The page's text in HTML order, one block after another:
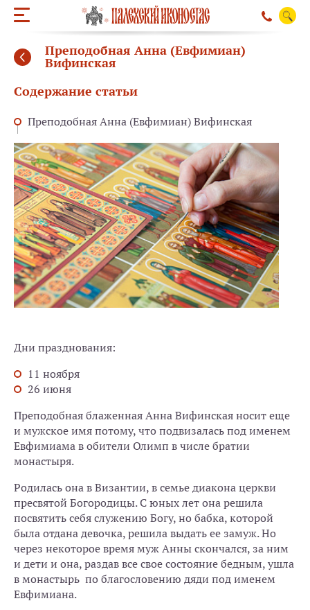
ОБРАТНЫЙ
Преподобная Анна (Евфимиан)
Вифинская
Содержание статьи
Преподобная Анна (Евфимиан) Вифинская
Дни празднования:
11 ноября
26 июня
Преподобная блаженная Анна Вифинская носит еще
и мужское имя потому, что подвизалась под именем
Евфимиама в обители Олимп в числе братии
монастыря.
Родилась она в Византии, в семье диакона церкви
пресвятой Богородицы. С юных лет она решила
посвятить себя служению Богу, но бабка, которой
была отдана девочка, решила выдать ее замуж. Но
через некоторое время муж Анны скончался, за ним
и дети и она, раздав все свое состояние бедным, ушла
в монастырь по благословению дяди под именем
Евфимиана.